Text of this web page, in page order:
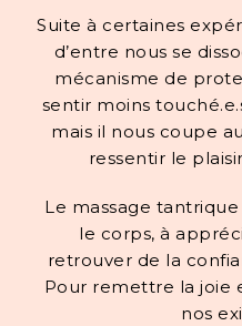
Suite à certaines
d’entre nous se
mécanisme de
sentir moins
mais il nous coupe
ressentir le
Le massage
le corps, à
retrouver de la
Pour remettre la joie
nos